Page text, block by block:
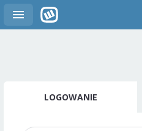
LOGOWANIE